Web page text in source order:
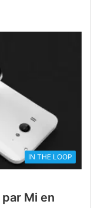
IN THE LOOP
Mi en